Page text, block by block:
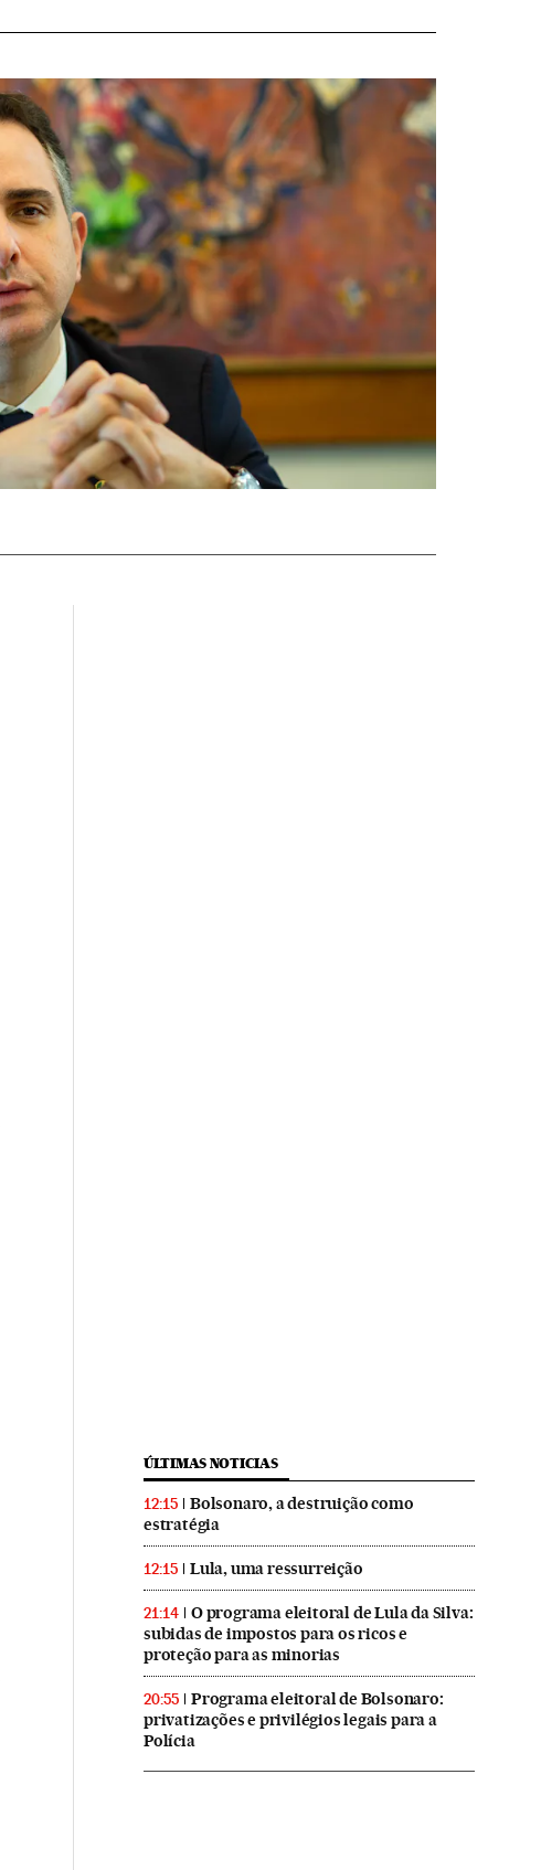
ÚLTIMAS NOTICIAS
12:15
Bolsonaro, a destruição como
estratégia
12:15 Lula, uma ressurreição
21:14
O programa eleitoral de Lula da Silva:
subidas de impostos para os ricos e
proteção para as minorias
20:55
Programa eleitoral de Bolsonaro:
privatizações e privilégios legais para a
Polícia